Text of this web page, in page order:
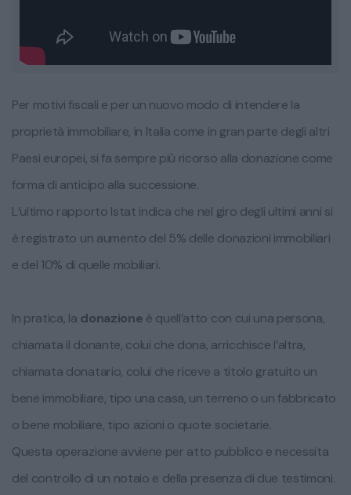
Per motivi fiscali e per un nuovo modo di intendere la
proprietà immobiliare, in Italia come in gran parte degli altri
Paesi europei, si fa sempre più ricorso alla donazione come
forma di anticipo alla successione.
L’ultimo rapporto Istat indica che nel giro degli ultimi anni si
è registrato un aumento del 5% delle donazioni immobiliari
e del 10% di quelle mobiliari.
In pratica, la donazione è quell’atto con cui una persona,
chiamata il donante, colui che dona, arricchisce l’altra,
chiamata donatario, colui che riceve a titolo gratuito un
bene immobiliare, tipo una casa, un terreno o un fabbricato
o bene mobiliare, tipo azioni o quote societarie.
Questa operazione avviene per atto pubblico e necessita
del controllo di un notaio e della presenza di due testimoni.